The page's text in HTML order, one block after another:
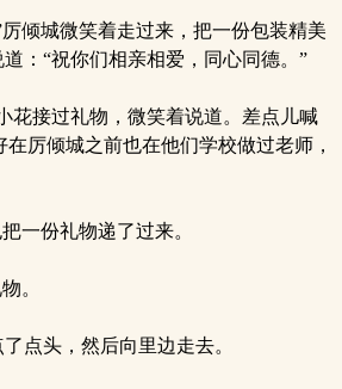
倾城微笑着走过来，把一份包装精美
：“祝你们相亲相爱，同心同德。”
花接过礼物，微笑着说道。差点儿喊
在厉倾城之前也在他们学校做过老师，
一份礼物递了过来。
。
点头，然后向里边走去。